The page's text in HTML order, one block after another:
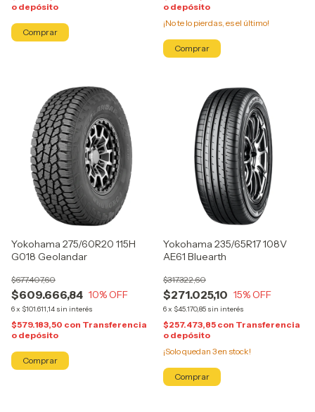
o depósito
o depósito
¡No te lo pierdas, es el último!
Yokohama 275/60R20 115H
G018 Geolandar
$609.666,84
$677.407,60
10% OFF
6x $101.611,14 sin interés
$579.183,50 con Transferencia
o depósito
Yokohama 235/65R17 108V
AE61 Bluearth
$271.025,10
$317.322,60
15% OFF
6x $45.170,85 sin interés
$257.473,85 con Transferencia
o depósito
¡Solo quedan 3en stock!